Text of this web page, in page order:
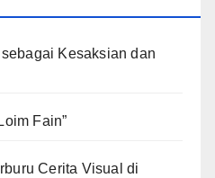
Kesaksian dan
Fain”
Cerita Visual di